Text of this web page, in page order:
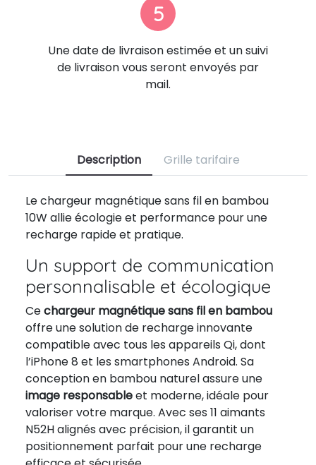
5
Une date de livraison estimée et un suivi
de livraison vous seront envoyés par
mail.
Description Grille tarifaire
Le chargeur magnétique sans fil en bambou
10W allie écologie et performance pour une
recharge rapide et pratique.
Un support de communication
personnalisable et écologique
Cechargeur magnétique sans fil en bambou
offre une solution de recharge innovante
compatible avec tous les appareils Qi, dont
l’iPhone 8 et les smartphones Android. Sa
conception en bambou naturel assure une
image responsableet moderne, idéale pour
valoriser votre marque. Avec ses 11 aimants
N52H alignés avec précision, il garantit un
positionnement parfait pour une recharge